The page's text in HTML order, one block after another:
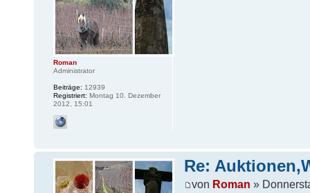
Roman
Administrator
Beiträge: 12939
Registriert: Montag 10. Dezember
2012, 15:01
Re:
von Roman »